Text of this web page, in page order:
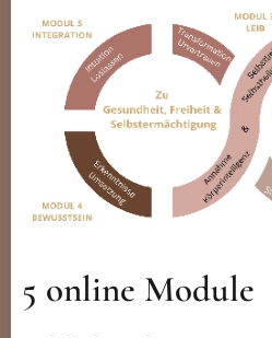
5 online Module